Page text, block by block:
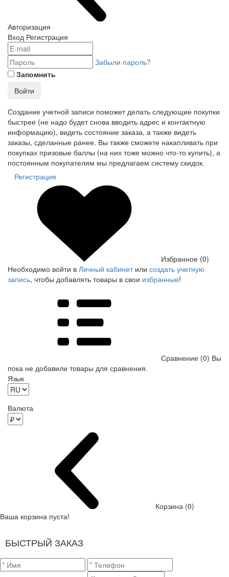
Авторизация
Вход Регистрация
Забыли пароль?
Запомнить
Войти
Создание учетной записи поможет делать следующие покупки
быстрее (не надо будет снова вводить адрес и контактную
информацию), видеть состояние заказа, а также видеть
заказы, сделанные ранее. Вы также сможете накапливать при
покупках призовые баллы (на них тоже можно что-то купить), а
постоянным покупателям мы предлагаем систему скидок.
Регистрация
Избранное (0)
Необходимо войти в Личный кабинетили создать учетную
запись, чтобы добавлять товары в свои избранные!
Сравнение (0) Вы
пока не добавили товары для сравнения.
Язык
Валюта
Корзина (0)
Ваша корзина пуста!
БЫСТРЫЙ ЗАКАЗ